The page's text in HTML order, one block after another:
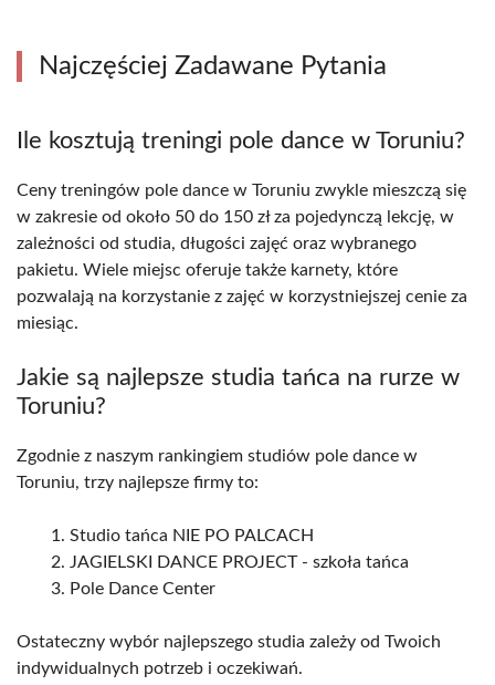
Najczęściej Zadawane Pytania
Ile kosztują treningi pole dance w Toruniu?
Ceny treningów pole dance w Toruniu zwykle mieszczą się
w zakresie od około 50 do 150 zł za pojedynczą lekcję, w
zależności od studia, długości zajęć oraz wybranego
pakietu. Wiele miejsc oferuje także karnety, które
pozwalają na korzystanie z zajęć w korzystniejszej cenie za
miesiąc.
Jakie są najlepsze studia tańca na rurze w
Toruniu?
Zgodnie z naszym rankingiem studiów pole dance w
Toruniu, trzy najlepsze firmy to:
Studio tańca NIE PO PALCACH
JAGIELSKI DANCE PROJECT - szkoła tańca
Pole Dance Center
Ostateczny wybór najlepszego studia zależy od Twoich
indywidualnych potrzeb i oczekiwań.